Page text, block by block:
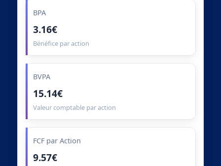
BPA
3.16€
Bénéfice par action
BVPA
15.14€
Valeur comptable par action
FCF par Action
9.57€